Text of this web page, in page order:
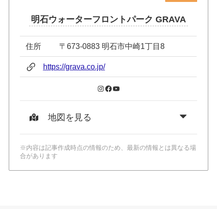
明石ウォーターフロントパーク GRAVA
住所 〒673-0883 明石市中崎1丁目8
https://grava.co.jp/
Instagram
Facebook
YouTube
地図を見る
※内容は記事作成時点の情報のため、最新の情報とは異なる場
合があります